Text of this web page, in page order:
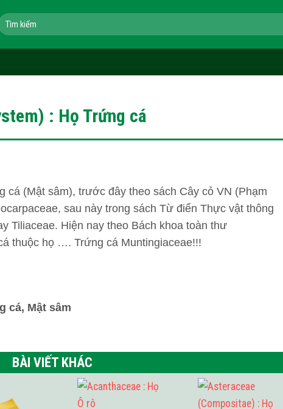
: Họ Trứng cá
cá (Mật sâm), trước đây theo sách Cây cỏ VN (Phạm
sau này trong sách Từ điển Thực vật thông
Tiliaceae. Hiện nay theo Bách khoa toàn thư
thuộc họ …. Trứng cá Muntingiaceae!!!
cá, Mật sâm
BÀI VIẾT KHÁC